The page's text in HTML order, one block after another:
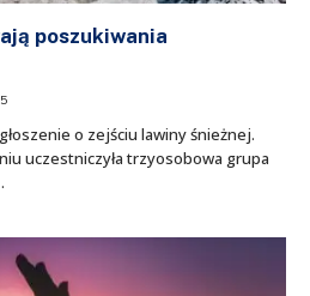
poszukiwania
o zejściu lawiny śnieżnej.
uczestniczyła trzyosobowa grupa